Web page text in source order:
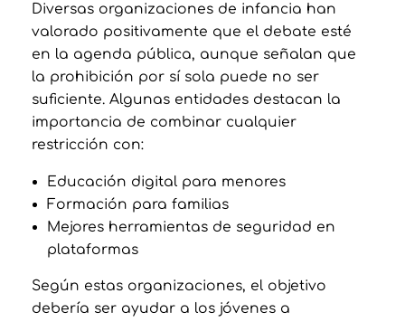
Diversas organizaciones de infancia han
valorado positivamente que el debate esté
en la agenda pública, aunque señalan que
la prohibición por sí sola puede no ser
suficiente. Algunas entidades destacan la
importancia de combinar cualquier
restricción con:
Educación digital para menores
Formación para familias
Mejores herramientas de seguridad en
plataformas
Según estas organizaciones, el objetivo
debería ser ayudar a los jóvenes a